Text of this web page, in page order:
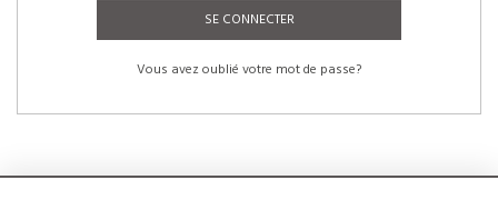
SE CONNECTER
Vous avez oublié votre mot de passe?